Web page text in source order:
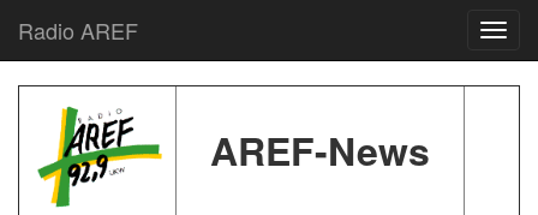
Radio AREF
AREF-News